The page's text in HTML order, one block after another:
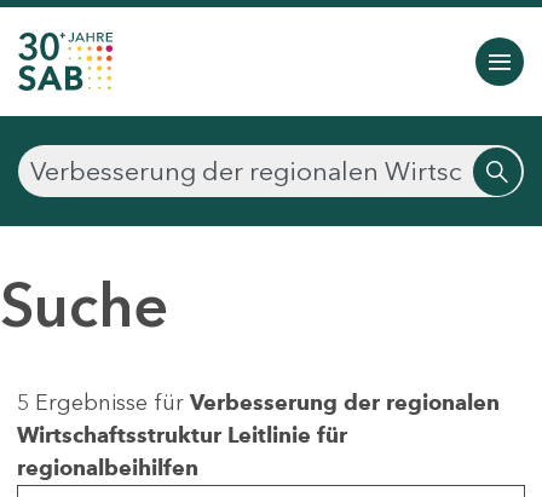
Suche
5 Ergebnisse für Verbesserung der regionalen
Wirtschaftsstruktur Leitlinie für
regionalbeihilfen